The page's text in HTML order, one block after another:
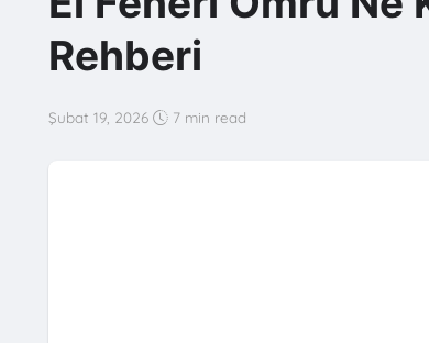
Rehberi
Şubat 19, 2026 7 min read